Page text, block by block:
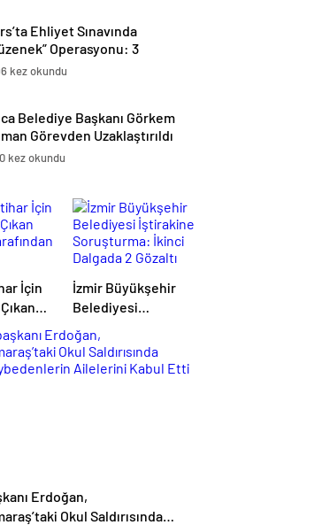
Ehliyet Sınavında
Operasyonu: 3
kez okundu
Belediye Başkanı Görkem
Görevden Uzaklaştırıldı
kez okundu
İçin
İzmir Büyükşehir
Belediyesi
İştirakine
Soruşturma: İkinci
Dalgada 2 Gözaltı
Erdoğan,
Okul Saldırısında